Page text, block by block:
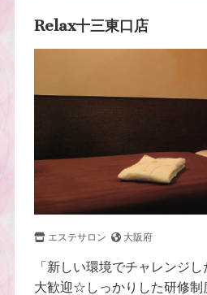
Relax十三東口店
エステサロン 大阪府
「新しい環境でチャレンジし
大歓迎☆しっかりした研修制